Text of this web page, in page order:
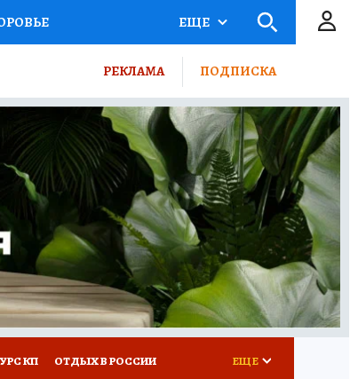
ПУТЕВОДИТЕЛЬ
ТУРИЗМ
О КП РАДИО КП
ЕЩЕ
РЕКЛАМА ПОДПИСКА
КП ОТДЫХ В РОССИИ ЕЩЕ